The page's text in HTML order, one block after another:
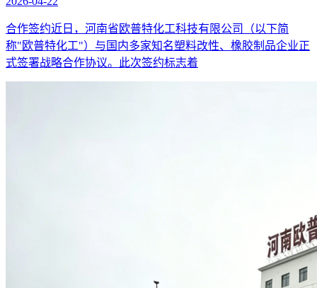
合作签约近日，河南省欧普特化工科技有限公司（以下简
称"欧普特化工"）与国内多家知名塑料改性、橡胶制品企业正
式签署战略合作协议。此次签约标志着